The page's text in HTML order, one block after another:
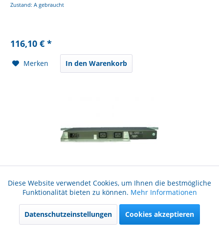
Zustand: A gebraucht
116,10 € *
Merken In den Warenkorb
HP EO4504 PDU
Funktionale Aktiv
Marketing Aktiv
Diese Website verwendet Cookies, um Ihnen die bestmögliche
Funktionalität bieten zu können. Mehr Informationen
Datenschutzeinstellungen Cookies akzeptieren